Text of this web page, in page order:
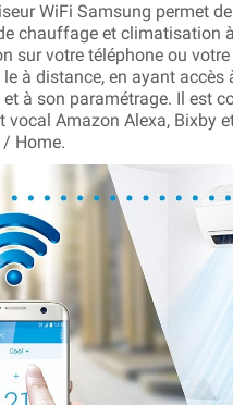
WiFi Samsung permet
chauffage et climatisation
sur votre téléphone ou
le à distance, en ayant accès
à son paramétrage. Il est
vocal Amazon Alexa, Bixby
Home.